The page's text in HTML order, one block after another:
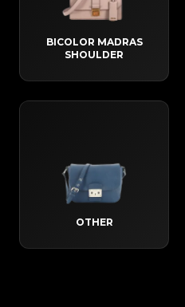
BICOLOR MADRAS
SHOULDER
OTHER